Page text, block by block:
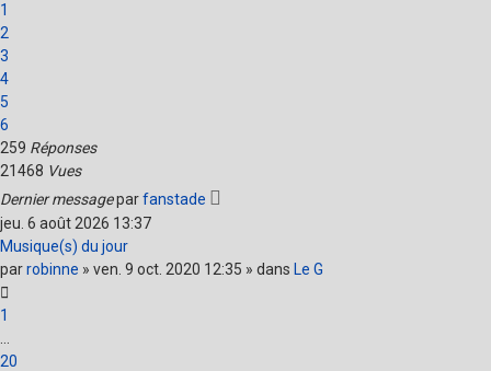
1
2
3
4
5
6
259 Réponses
21468 Vues
Dernier messageparfanstade
jeu. 6 août 2026 13:37
Musique(s) du jour
parrobinne » ven. 9 oct. 2020 12:35 » dans Le G
1
20